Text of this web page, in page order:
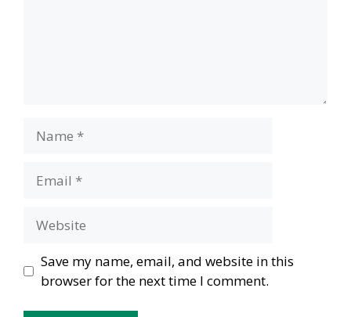
Save my name, email, and website in this
browser for the next time I comment.